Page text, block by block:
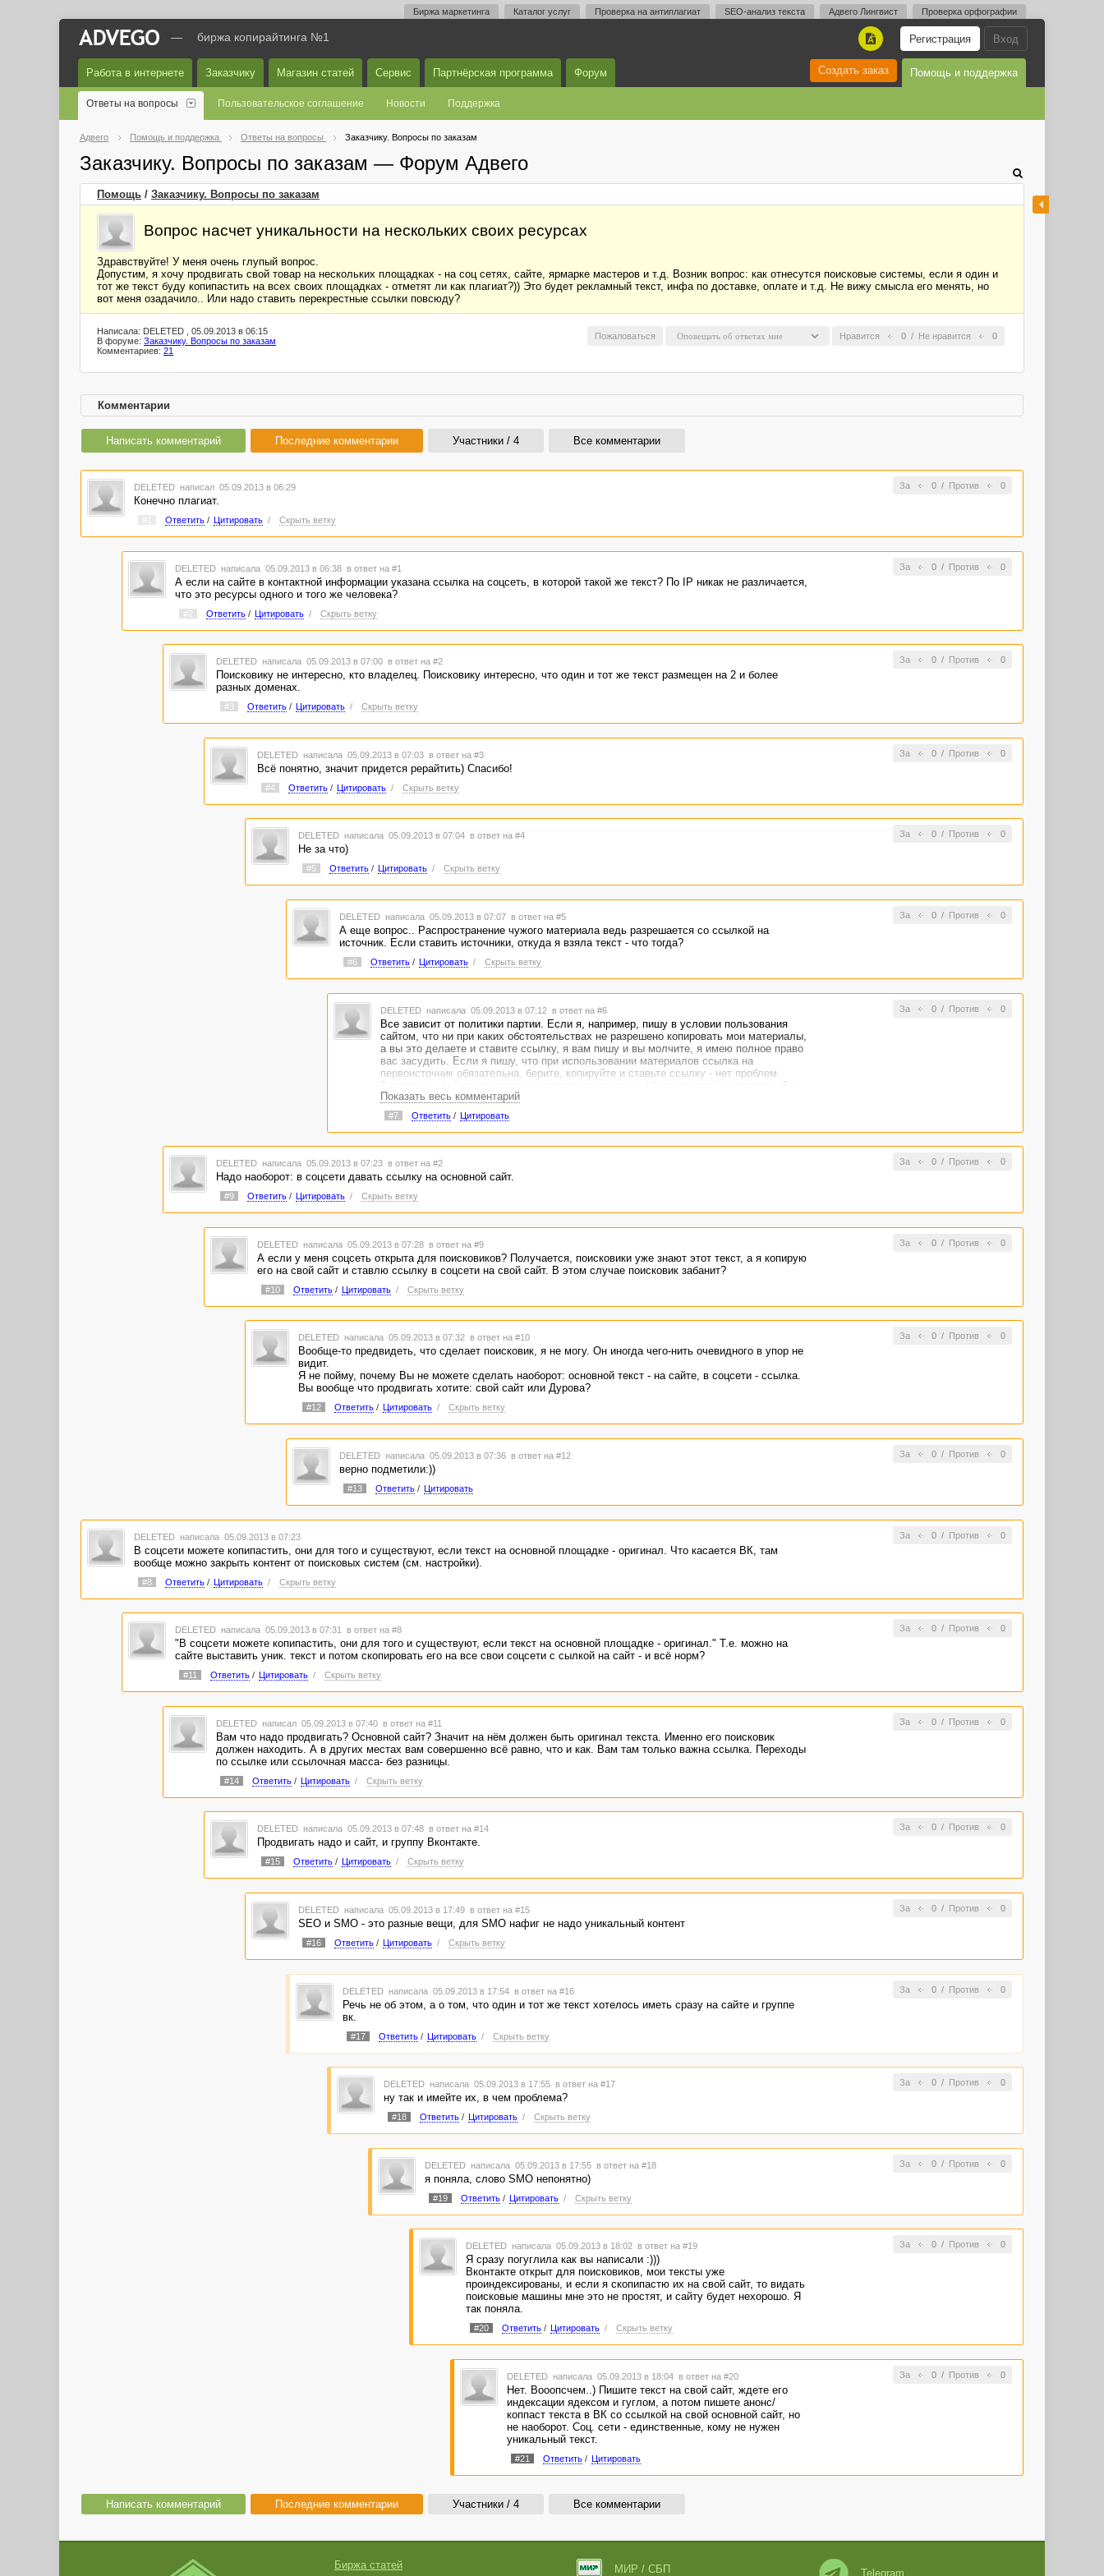
Биржа маркетинга Каталог услуг Проверка на антиплагиат SEO-анализ текста Адвего Лингвист Проверка орфографии
Вход
Регистрация
A
— биржа копирайтинга №1
Работа в интернете Заказчику Магазин статей Сервис Партнёрская программа Форум Помощь и поддержка
Создать заказ
Ответы на вопросы Пользовательское соглашение Новости Поддержка
Адвего Помощь и поддержка Ответы на вопросы Заказчику. Вопросы по заказам
Заказчику. Вопросы по заказам — Форум Адвего
Помощь / Заказчику. Вопросы по заказам
Вопрос насчет уникальности на нескольких своих ресурсах
Здравствуйте! У меня очень глупый вопрос.
Допустим, я хочу продвигать свой товар на нескольких площадках - на соц сетях, сайте, ярмарке мастеров и т.д. Возник вопрос: как отнесутся поисковые системы, если я один и
тот же текст буду копипастить на всех своих площадках - отметят ли как плагиат?)) Это будет рекламный текст, инфа по доставке, оплате и т.д. Не вижу смысла его менять, но
вот меня озадачило.. Или надо ставить перекрестные ссылки повсюду?
Нравится 0 / Не нравится 0
Пожаловаться
Написала: DELETED , 05.09.2013 в 06:15
В форуме: Заказчику. Вопросы по заказам
Комментариев: 21
Комментарии
Написать комментарий Последние комментарии Участники / 4 Все комментарии
За 0/ Против 0
DELETED написал 05.09.2013 в 06:29
Конечно плагиат.
Ответить/ Цитировать / Скрыть ветку
За 0/ Против 0
DELETED написала 05.09.2013 в 06:38 в ответ на #1
А если на сайте в контактной информации указана ссылка на соцсеть, в которой такой же текст? По IP никак не различается,
что это ресурсы одного и того же человека?
#2 Ответить/ Цитировать / Скрыть ветку
За 0/ Против 0
DELETED написала 05.09.2013 в 07:00 в ответ на #2
Поисковику не интересно, кто владелец. Поисковику интересно, что один и тот же текст размещен на 2 и более
разных доменах.
#3 Ответить/ Цитировать / Скрыть ветку
За 0/ Против 0
DELETED написала 05.09.2013 в 07:03 в ответ на #3
Всё понятно, значит придется рерайтить) Спасибо!
#4 Ответить/ Цитировать / Скрыть ветку
За 0/ Против 0
DELETED написала 05.09.2013 в 07:04 в ответ на #4
Не за что)
#5 Ответить/ Цитировать / Скрыть ветку
За 0/ Против 0
DELETED написала 05.09.2013 в 07:07 в ответ на #5
А еще вопрос.. Распространение чужого материала ведь разрешается со ссылкой на
источник. Если ставить источники, откуда я взяла текст - что тогда?
#6 Ответить/ Цитировать / Скрыть ветку
За 0/ Против 0
DELETED написала 05.09.2013 в 07:12 в ответ на #6
Все зависит от политики партии. Если я, например, пишу в условии пользования
сайтом, что ни при каких обстоятельствах не разрешено копировать мои материалы,
а вы это делаете и ставите ссылку, я вам пишу и вы молчите, я имею полное право
вас засудить. Если я пишу, что при использовании материалов ссылка на
первоисточник обязательна, берите, копируйте и ставьте ссылку - нет проблем.
что четкого ответа нету.
P.S. Про засудить не берите в голову, т.к. теоретически это так, но все плевать:)
P.P.S. Если этот вопрос также относится к уникальности, то в любом случае текст
будет не уникален.
Показать весь комментарий
#7 Ответить/ Цитировать
За 0/ Против 0
DELETED написала 05.09.2013 в 07:23 в ответ на #2
Надо наоборот: в соцсети давать ссылку на основной сайт.
#9 Ответить/ Цитировать / Скрыть ветку
За 0/ Против 0
DELETED написала 05.09.2013 в 07:28 в ответ на #9
А если у меня соцсеть открыта для поисковиков? Получается, поисковики уже знают этот текст, а я копирую
его на свой сайт и ставлю ссылку в соцсети на свой сайт. В этом случае поисковик забанит?
#10 Ответить/ Цитировать / Скрыть ветку
За 0/ Против 0
DELETED написала 05.09.2013 в 07:32 в ответ на #10
Вообще-то предвидеть, что сделает поисковик, я не могу. Он иногда чего-нить очевидного в упор не
видит.
Я не пойму, почему Вы не можете сделать наоборот: основной текст - на сайте, в соцсети - ссылка.
Вы вообще что продвигать хотите: свой сайт или Дурова?
#12 Ответить/ Цитировать / Скрыть ветку
За 0/ Против 0
DELETED написала 05.09.2013 в 07:36 в ответ на #12
верно подметили:))
#13 Ответить/ Цитировать
За 0/ Против 0
DELETED написала 05.09.2013 в 07:23
В соцсети можете копипастить, они для того и существуют, если текст на основной площадке - оригинал. Что касается ВК, там
вообще можно закрыть контент от поисковых систем (см. настройки).
#8 Ответить/ Цитировать / Скрыть ветку
За 0/ Против 0
DELETED написала 05.09.2013 в 07:31 в ответ на #8
"В соцсети можете копипастить, они для того и существуют, если текст на основной площадке - оригинал." Т.е. можно на
сайте выставить уник. текст и потом скопировать его на все свои соцсети с сылкой на сайт - и всё норм?
#11 Ответить/ Цитировать / Скрыть ветку
За 0/ Против 0
DELETED написал 05.09.2013 в 07:40 в ответ на #11
Вам что надо продвигать? Основной сайт? Значит на нём должен быть оригинал текста. Именно его поисковик
должен находить. А в других местах вам совершенно всё равно, что и как. Вам там только важна ссылка. Переходы
по ссылке или ссылочная масса- без разницы.
#14 Ответить/ Цитировать / Скрыть ветку
За 0/ Против 0
DELETED написала 05.09.2013 в 07:48 в ответ на #14
Продвигать надо и сайт, и группу Вконтакте.
#15 Ответить/ Цитировать / Скрыть ветку
За 0/ Против 0
DELETED написала 05.09.2013 в 17:49 в ответ на #15
SEO и SMO - это разные вещи, для SMO нафиг не надо уникальный контент
#16 Ответить/ Цитировать / Скрыть ветку
За 0/ Против 0
DELETED написала 05.09.2013 в 17:54 в ответ на #16
Речь не об этом, а о том, что один и тот же текст хотелось иметь сразу на сайте и группе
вк.
#17 Ответить/ Цитировать / Скрыть ветку
За 0/ Против 0
DELETED написала 05.09.2013 в 17:55 в ответ на #17
ну так и имейте их, в чем проблема?
#18 Ответить/ Цитировать / Скрыть ветку
За 0/ Против 0
DELETED написала 05.09.2013 в 17:55 в ответ на #18
я поняла, слово SMO непонятно)
#19 Ответить/ Цитировать / Скрыть ветку
За 0/ Против 0
DELETED написала 05.09.2013 в 18:02 в ответ на #19
Я сразу погуглила как вы написали :)))
Вконтакте открыт для поисковиков, мои тексты уже
проиндексированы, и если я скопипастю их на свой сайт, то видать
поисковые машины мне это не простят, и сайту будет нехорошо. Я
так поняла.
#20 Ответить/ Цитировать / Скрыть ветку
За 0/ Против 0
DELETED написала 05.09.2013 в 18:04 в ответ на #20
Нет. Вооопсчем..) Пишите текст на свой сайт, ждете его
индексации ядексом и гуглом, а потом пишете анонс/
коппаст текста в ВК со ссылкой на свой основной сайт, но
не наоборот. Соц. сети - единственные, кому не нужен
уникальный текст.
#21 Ответить/ Цитировать
Написать комментарий Последние комментарии Участники / 4 Все комментарии
Биржа статей МИР / СБП Telegram